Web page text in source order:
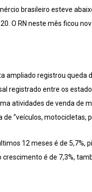
brasileiro esteve
O RN neste mês ficou
ampliado registrou queda
registrado entre os
atividades de venda de
“veículos, motocicletas,
12 meses é de 5,7%,
crescimento é de 7,3%,